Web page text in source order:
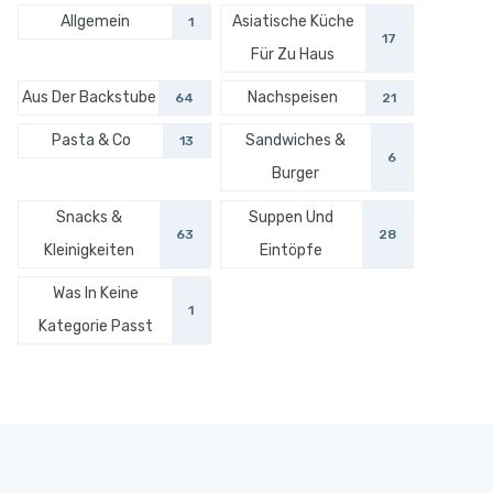
Allgemein 1
Asiatische Küche
Für Zu Haus
17
Aus Der Backstube 64 Nachspeisen 21
Pasta & Co 13
Sandwiches &
Burger
6
Snacks &
Kleinigkeiten
63
Suppen Und
Eintöpfe
28
Was In Keine
Kategorie Passt
1